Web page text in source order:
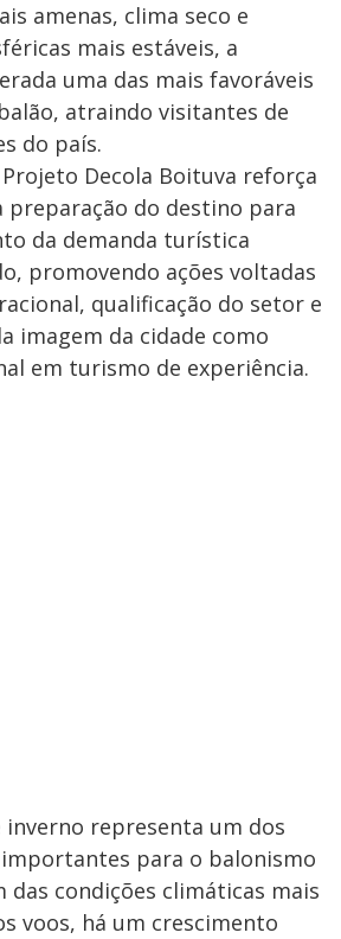
amenas, clima seco e
mais estáveis, a
uma das mais favoráveis
atraindo visitantes de
do país.
Decola Boituva reforça
preparação do destino para
da demanda turística
promovendo ações voltadas
qualificação do setor e
imagem da cidade como
em turismo de experiência.
inverno representa um dos
para o balonismo
das condições climáticas mais
voos, há um crescimento